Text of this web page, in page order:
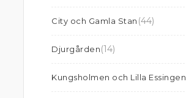
City och Gamla Stan (44)
Djurgården(14)
Kungsholmen och Lilla Essingen